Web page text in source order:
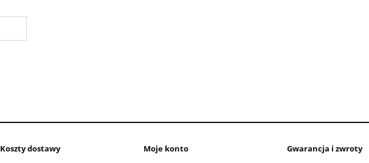
Koszty dostawy Moje konto Gwarancja i zwroty